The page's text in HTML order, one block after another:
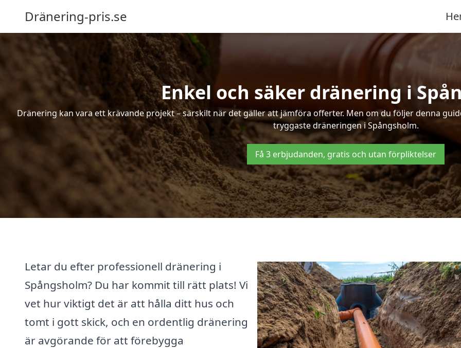
Dränering-pris.se
Enkel och säker dränering i
Dränering kan vara ett krävande projekt – särskilt när det gäller att jämföra offerter. Men om du följer denna
tryggaste dräneringen i Spångsholm.
Få 3 erbjudanden, gratis och utan förpliktelser
Letar du efter professionell dränering i
Spångsholm? Du har kommit till rätt plats! Vi
vet hur viktigt det är att hålla ditt hus och
tomt i gott skick, och en ordentlig dränering
är avgörande för att förebygga